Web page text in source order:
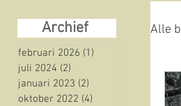
Archief
februari 2026 (1)
juli 2024 (2)
januari 2023 (2)
oktober 2022 (4)
Alle